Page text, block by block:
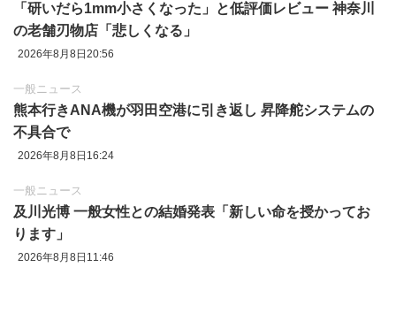
「研いだら1mm小さくなった」と低評価レビュー 神奈川
の老舗刃物店「悲しくなる」
2026年8月8日20:56
一般ニュース
熊本行きANA機が羽田空港に引き返し 昇降舵システムの
不具合で
2026年8月8日16:24
一般ニュース
及川光博 一般女性との結婚発表「新しい命を授かってお
ります」
2026年8月8日11:46